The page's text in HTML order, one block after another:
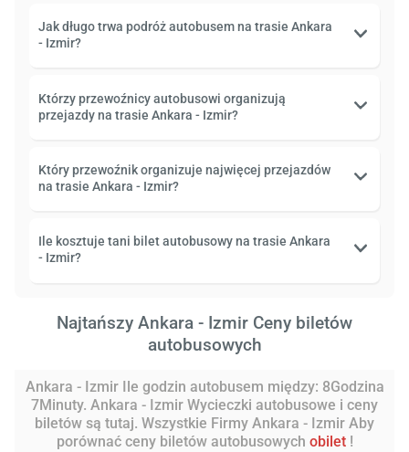
Jak długo trwa podróż autobusem na trasie Ankara
- Izmir?
Którzy przewoźnicy autobusowi organizują
przejazdy na trasie Ankara - Izmir?
Który przewoźnik organizuje najwięcej przejazdów
na trasie Ankara - Izmir?
Ile kosztuje tani bilet autobusowy na trasie Ankara
- Izmir?
Najtańszy Ankara - Izmir Ceny biletów
autobusowych
Ankara - Izmir Ile godzin autobusem między: 8Godzina
7Minuty. Ankara - Izmir Wycieczki autobusowe i ceny
biletów są tutaj. Wszystkie Firmy Ankara - Izmir Aby
porównać ceny biletów autobusowych obilet!